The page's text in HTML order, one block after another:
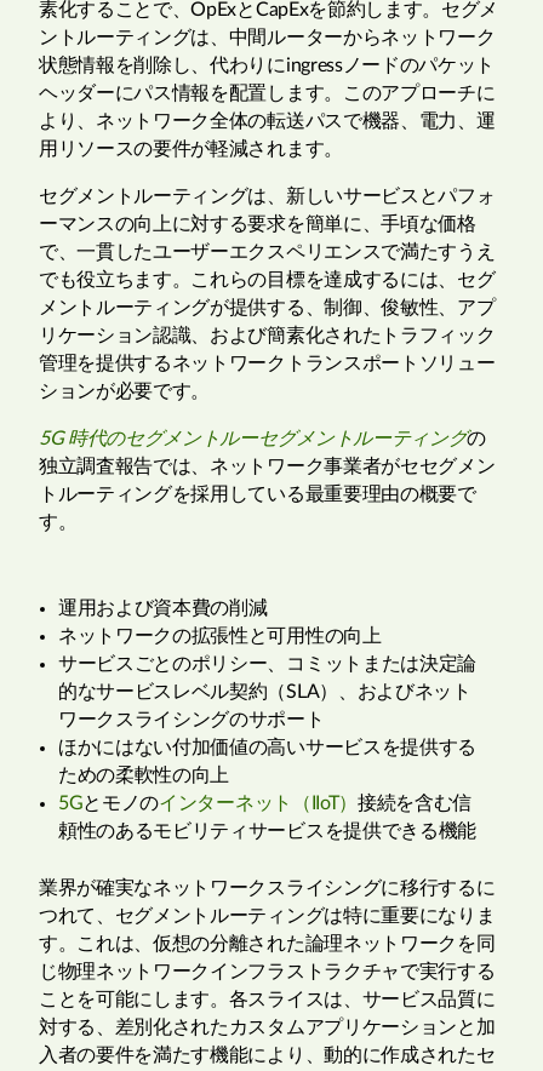
素化することで、OpExとCapExを節約します。セグメ
ントルーティングは、中間ルーターからネットワーク
状態情報を削除し、代わりにingressノードのパケット
ヘッダーにパス情報を配置します。このアプローチに
より、ネットワーク全体の転送パスで機器、電力、運
用リソースの要件が軽減されます。
セグメントルーティングは、新しいサービスとパフォ
ーマンスの向上に対する要求を簡単に、手頃な価格
で、一貫したユーザーエクスペリエンスで満たすうえ
でも役立ちます。これらの目標を達成するには、セグ
メントルーティングが提供する、制御、俊敏性、アプ
リケーション認識、および簡素化されたトラフィック
管理を提供するネットワークトランスポートソリュー
ションが必要です。
5G 時代のセグメントルーセグメントルーティングの
独立調査報告では、ネットワーク事業者がセセグメン
トルーティングを採用している最重要理由の概要で
す。
運用および資本費の削減
ネットワークの拡張性と可用性の向上
サービスごとのポリシー、コミットまたは決定論
的なサービスレベル契約（SLA）、およびネット
ワークスライシングのサポート
ほかにはない付加価値の高いサービスを提供する
ための柔軟性の向上
5Gとモノのインターネット（IIoT） 接続を含む信
頼性のあるモビリティサービスを提供できる機能
業界が確実なネットワークスライシングに移行するに
つれて、セグメントルーティングは特に重要になりま
す。これは、仮想の分離された論理ネットワークを同
じ物理ネットワークインフラストラクチャで実行する
ことを可能にします。各スライスは、サービス品質に
対する、差別化されたカスタムアプリケーションと加
入者の要件を満たす機能により、動的に作成されたセ